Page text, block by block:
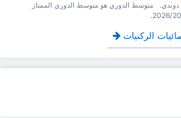
دوندي. ‏‏ ‏ ‏متوسط الدوري هو متوسط الدوري الممتاز
الركنيات